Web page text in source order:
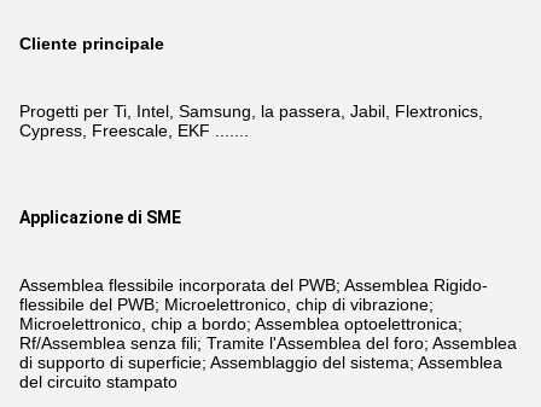
Cliente principale
Progetti per Ti, Intel, Samsung, la passera, Jabil, Flextronics,
Cypress, Freescale, EKF .......
Applicazione di SME
Assemblea flessibile incorporata del PWB; Assemblea Rigido-
flessibile del PWB; Microelettronico, chip di vibrazione;
Microelettronico, chip a bordo; Assemblea optoelettronica;
Rf/Assemblea senza fili; Tramite l'Assemblea del foro; Assemblea
di supporto di superficie; Assemblaggio del sistema; Assemblea
del circuito stampato